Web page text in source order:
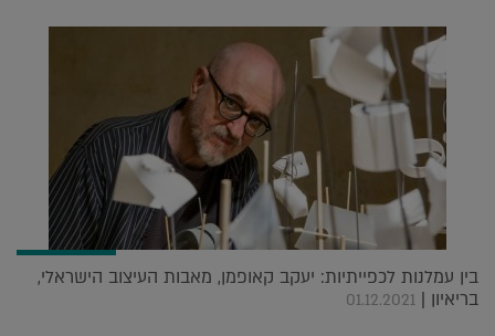
בין עמלנות לכפייתיות: יעקב קאופמן, מאבות העיצוב הישראלי,
בריאיון | 01.12.2021